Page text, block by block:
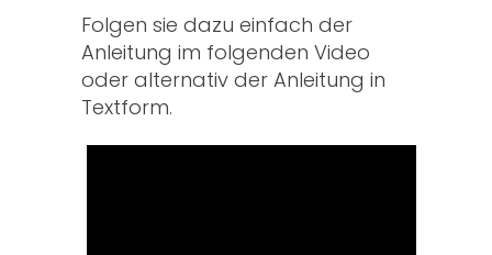
Folgen sie dazu einfach der
Anleitung im folgenden Video
oder alternativ der Anleitung in
Textform.